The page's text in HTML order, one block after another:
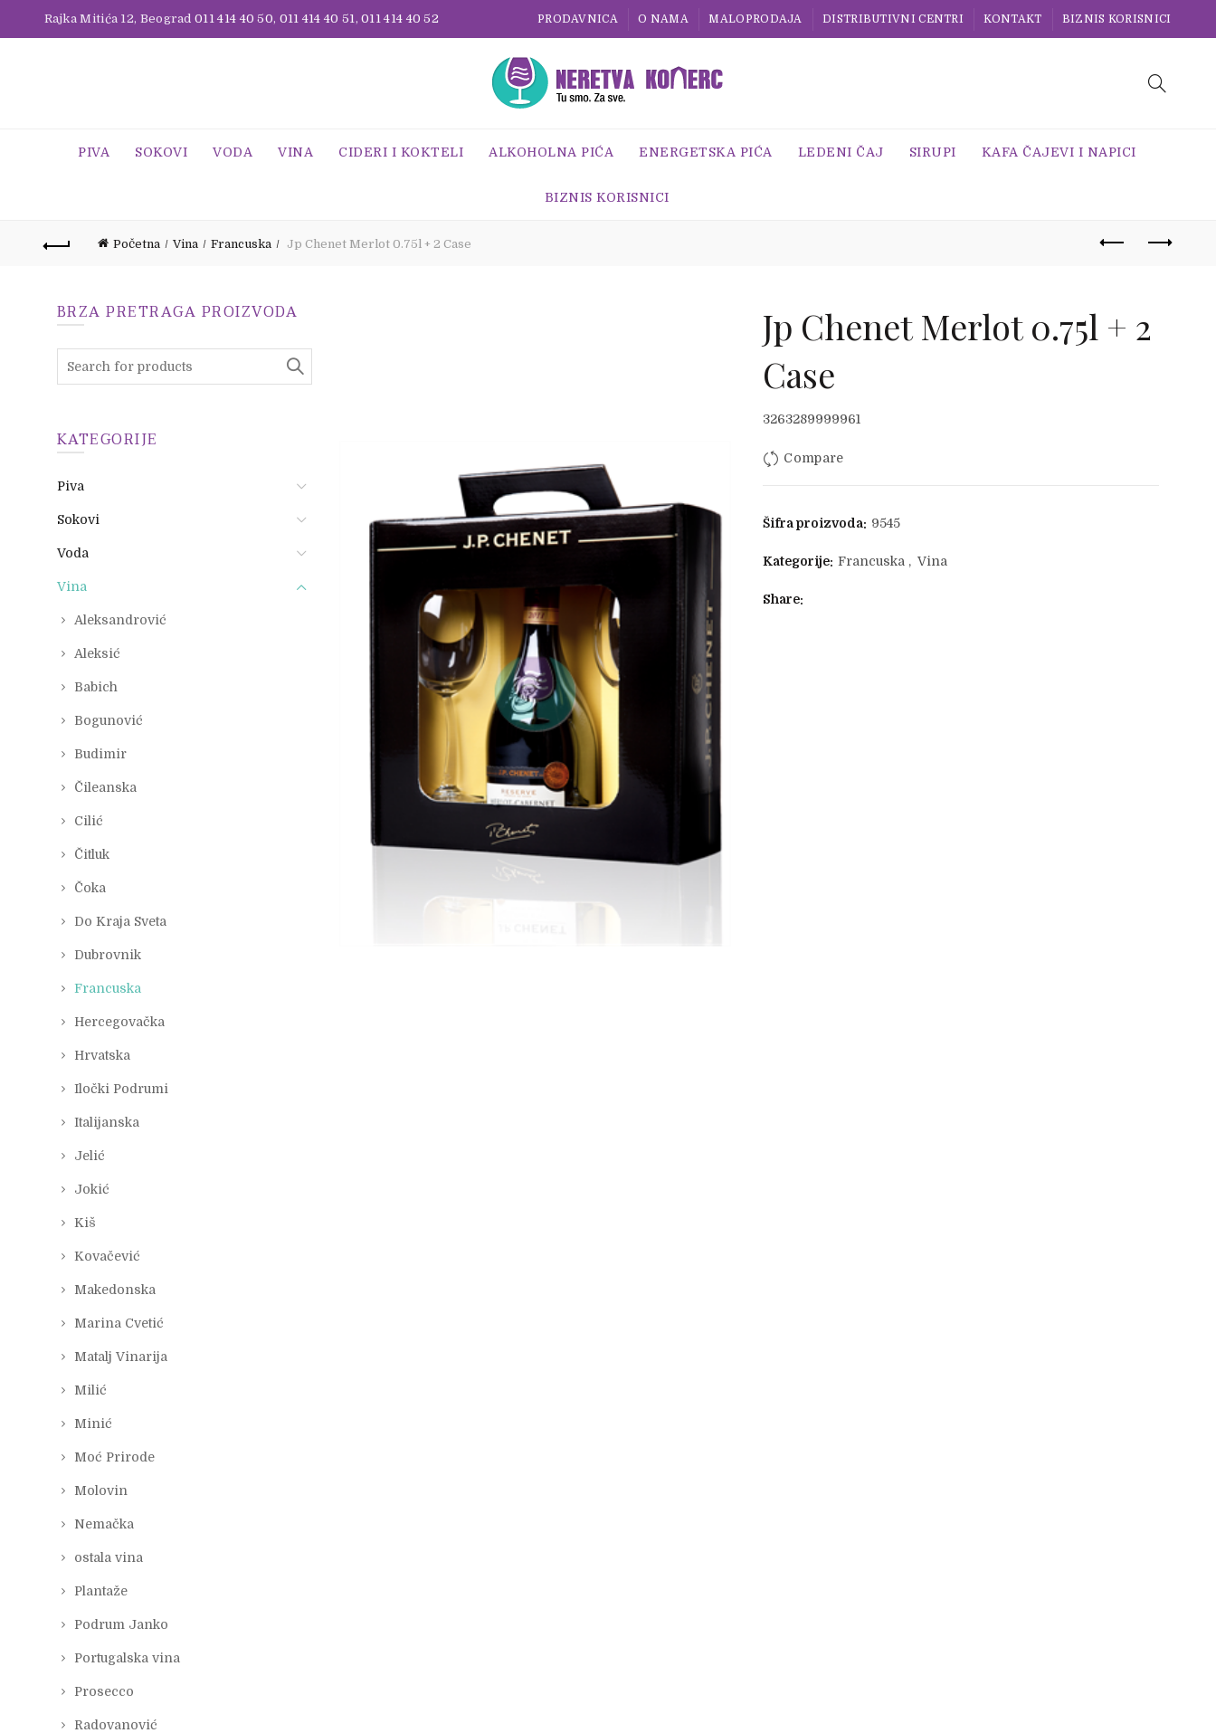
Rajka Mitića 12, Beograd011 414 40 50, 011 414 40 51,011 414 40 52 PRODAVNICA O NAMA MALOPRODAJA DISTRIBUTIVNI CENTRI KONTAKT BIZNIS KORISNICI
PIVA SOKOVI VODA VINA CIDERI I KOKTELI ALKOHOLNA PIĆA ENERGETSKA PIĆA LEDENI ČAJ SIRUPI KAFA ČAJEVI I NAPICI
BIZNIS KORISNICI
Početna Vina Francuska Jp Chenet Merlot 0.75l + 2 Case
Jp Chenet Merlot 0.75l + 2
Case
3263289999961
Compare
Šifra proizvoda: 9545
Kategorije: Francuska , Vina
Share
BRZA PRETRAGA PROIZVODA
KATEGORIJE
Piva
Sokovi
Voda
Vina
Aleksandrović
Aleksić
Babich
Bogunović
Budimir
Čileanska
Cilić
Čitluk
Čoka
Do Kraja Sveta
Dubrovnik
Francuska
Hercegovačka
Hrvatska
Iločki Podrumi
Italijanska
Jelić
Jokić
Kiš
Kovačević
Makedonska
Marina Cvetić
Matalj Vinarija
Milić
Minić
Moć Prirode
Molovin
Nemačka
ostala vina
Plantaže
Podrum Janko
Portugalska vina
Prosecco
Radovanović